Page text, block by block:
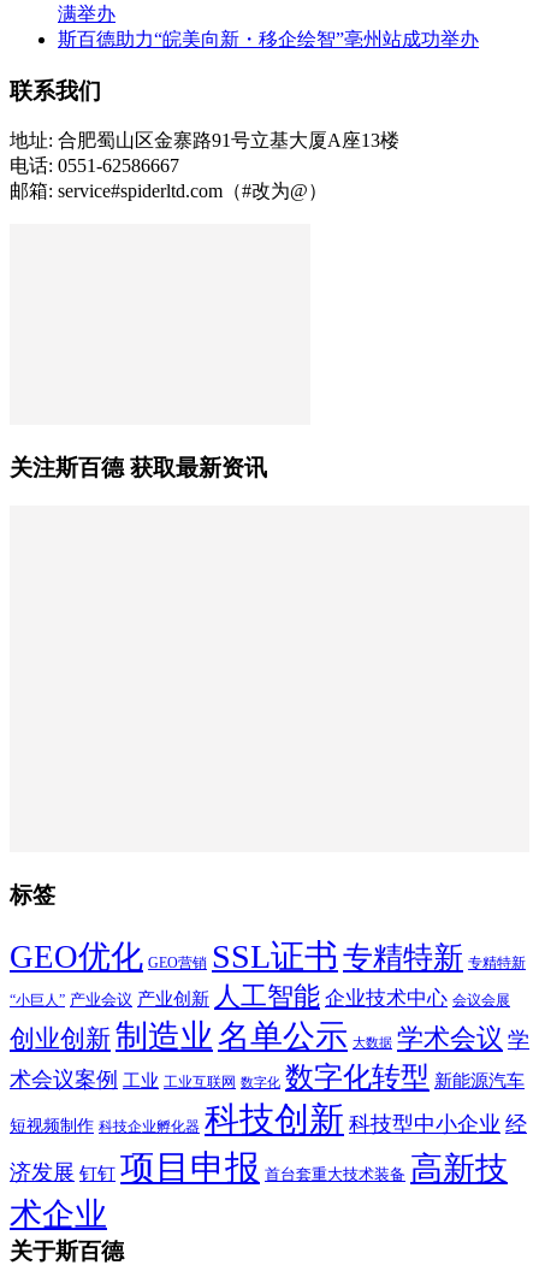
满举办
斯百德助力“皖美向新・移企绘智”亳州站成功举办
联系我们
地址: 合肥蜀山区金寨路91号立基大厦A座13楼
电话: 0551-62586667
邮箱: service#spiderltd.com（#改为@）
关注斯百德 获取最新资讯
标签
GEO优化 GEO营销 SSL证书 专精特新 专精特新
“小巨人” 产业会议 产业创新 人工智能 企业技术中心 会议会展
创业创新制造业 名单公示 大数据 学术会议 学
术会议案例 工业 工业互联网 数字化 数字化转型 新能源汽车
短视频制作 科技企业孵化器 科技创新 科技型中小企业 经
济发展 钉钉 项目申报 首台套重大技术装备 高新技
术企业
关于斯百德